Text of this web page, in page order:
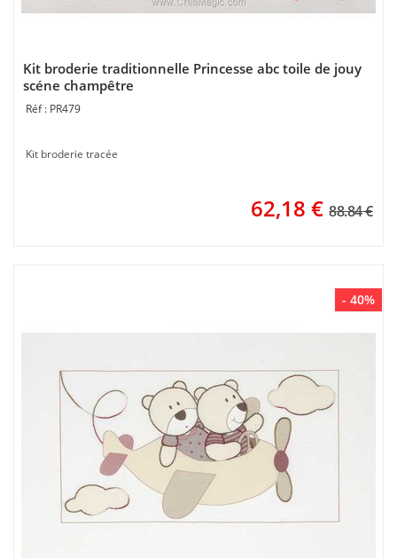
Kit broderie traditionnelle Princesse abc toile de jouy
scéne champêtre
PR479
Kit broderie tracée
62,18 € 88.84 €
- 40%